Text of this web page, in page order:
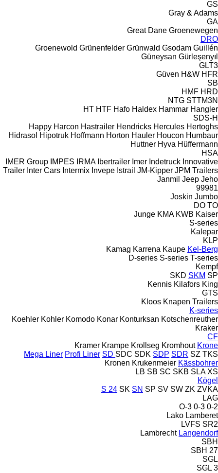
GS
Gray & Adams
GA
Great Dane Groenewegen
DRO
Groenewold Grünenfelder Grünwald Gsodam Guillén
Güneysan Gürleşenyıl
GLT3
Güven H&W HFR
SB
HMF HRD
NTG STTM3N
HT HTF Hafo Haldex Hammar Hangler
SDS-H
Happy Harcon Hastrailer Hendricks Hercules Hertoghs
Hidrasol Hipotruk Hoffmann Horton Hauler Houcon Humbaur
Huttner Hyva Hüffermann
HSA
IMER Group IMPES IRMA Ibertrailer Imer Indetruck Innovative
Trailer Inter Cars Intermix Invepe Istrail JM-Kipper JPM Trailers
Janmil Jeep Jeho
99981
Joskin Jumbo
DO TO
Junge KMA KWB Kaiser
S-series
Kalepar
KLP
Kamag Karrena Kaupe Kel-Berg
D-series S-series T-series
Kempf
SKD SKM SP
Kennis Kilafors King
GTS
Kloos Knapen Trailers
K-series
Koehler Kohler Komodo Konar Konturksan Kotschenreuther
Kraker
CF
Kramer Krampe Krollseg Kromhout Krone
Mega Liner Profi Liner SD SDC SDK SDP SDR SZ TKS
Kronen Krukenmeier Kässbohrer
LB SB SC SKB SLA XS
Kögel
S 24 SK SN SP SV SW ZK ZVKA
LAG
0-2
0-3
O-3
Lako Lamberet
LVFS SR2
Lambrecht Langendorf
SBH
SBH 27
SGL
SGL 3